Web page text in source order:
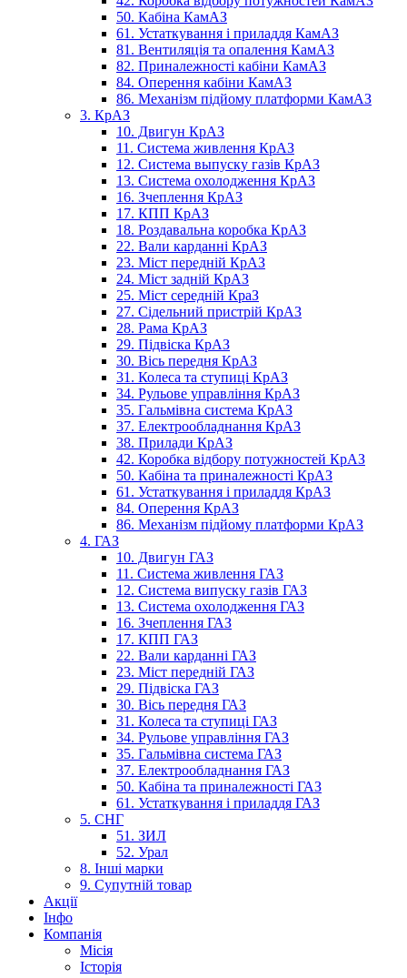
50. Кабіна КамАЗ
61. Устаткування і приладдя КамАЗ
81. Вентиляція та опалення КамАЗ
82. Приналежності кабіни КамАЗ
84. Оперення кабіни КамАЗ
86. Механізм підйому платформи КамАЗ
3. КрАЗ
10. Двигун КрАЗ
11. Система живлення КрАЗ
12. Система выпуску газів КрАЗ
13. Система охолодження КрАЗ
16. Зчеплення КрАЗ
17. КПП КрАЗ
18. Роздавальна коробка КрАЗ
22. Вали карданні КрАЗ
23. Міст передній КрАЗ
24. Міст задній КрАЗ
25. Міст середній КраЗ
27. Сідельний пристрій КрАЗ
28. Рама КрАЗ
29. Підвіска КрАЗ
30. Вісь передня КрАЗ
31. Колеса та ступиці КрАЗ
34. Рульове управління КрАЗ
35. Гальмівна система КрАЗ
37. Електрообладнання КрАЗ
38. Прилади КрАЗ
42. Коробка відбору потужностей КрАЗ
50. Кабіна та приналежності КрАЗ
61. Устаткування і приладдя КрАЗ
84. Оперення КрАЗ
86. Механізм підйому платформи КрАЗ
4. ГАЗ
10. Двигун ГАЗ
11. Система живлення ГАЗ
12. Система випуску газів ГАЗ
13. Система охолодження ГАЗ
16. Зчеплення ГАЗ
17. КПП ГАЗ
22. Вали карданні ГАЗ
23. Міст передній ГАЗ
29. Підвіска ГАЗ
30. Вісь передня ГАЗ
31. Колеса та ступиці ГАЗ
34. Рульове управління ГАЗ
35. Гальмівна система ГАЗ
37. Електрообладнання ГАЗ
50. Кабіна та приналежності ГАЗ
61. Устаткування і приладдя ГАЗ
5. СНГ
51. ЗИЛ
52. Урал
8. Інші марки
9. Супутній товар
Акції
Інфо
Компанія
Місія
Історія